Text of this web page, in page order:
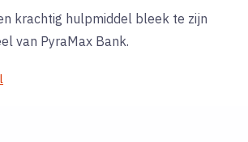
krachtig hulpmiddel bleek te zijn
van PyraMax Bank.